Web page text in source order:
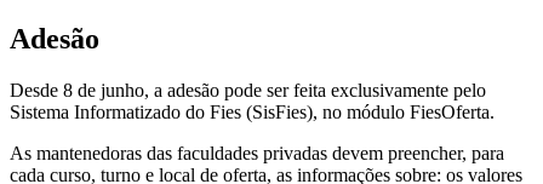
Adesão
Desde 8 de junho, a adesão pode ser feita exclusivamente pelo
Sistema Informatizado do Fies (SisFies), no módulo FiesOferta.
As mantenedoras das faculdades privadas devem preencher, para
cada curso, turno e local de oferta, as informações sobre: os valores